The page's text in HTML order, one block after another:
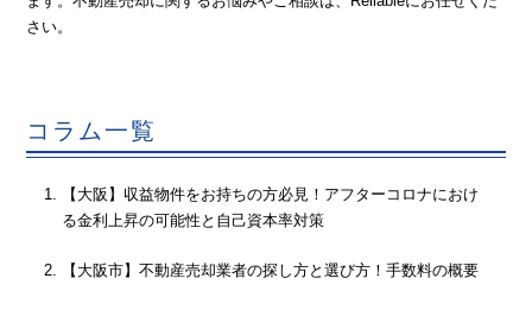
さい。
コラム一覧
【大阪】収益物件をお持ちの方必見！アフターコロナにおけ
る金利上昇の可能性と自己資本率対策
【大阪市】不動産売却業者の探し方と選び方！手数料の概要